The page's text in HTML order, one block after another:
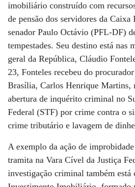
imobiliário construído com
de pensão dos servidores da Caixa
senador Paulo Octávio (PFL-DF)
tempestades. Seu destino está nas
geral da República, Cláudio
23, Fonteles recebeu do
Brasília, Carlos Henrique Martins,
abertura de inquérito criminal no
Federal (STF) por crime contra o
crime tributário e lavagem de
A exemplo da ação de
tramita na Vara Cível da Justiça
investigação criminal também está